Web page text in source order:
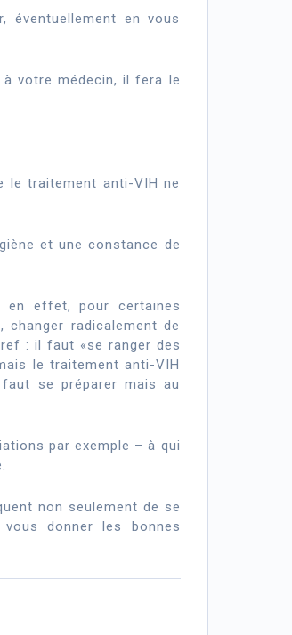
en vous
votre médecin, il fera le
le traitement anti-VIH ne
et une constance de
effet, pour certaines
radicalement de
: il faut «se ranger des
le traitement anti-VIH
se préparer mais au
par exemple – à qui
non seulement de se
donner les bonnes